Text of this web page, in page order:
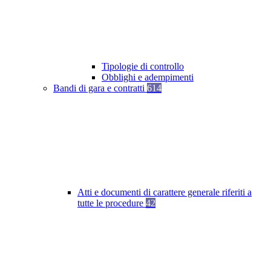
Tipologie di controllo
Obblighi e adempimenti
Bandi di gara e contratti 614
Atti e documenti di carattere generale riferiti a
tutte le procedure 42